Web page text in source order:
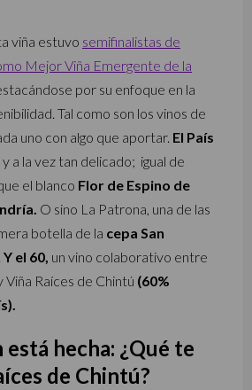
viña estuvo semifinalistas de
Mejor Viña Emergente de la
por su enfoque en la
Tal como son los vinos de
uno con algo que aportar. El País
a la vez tan delicado; igual de
el blanco Flor de Espino de
O sino La Patrona, una de las
botella de la cepa San
Y el 60, un vino colaborativo entre
Viña Raíces de Chintú (60%
hecha: ¿Qué te
de Chintú?